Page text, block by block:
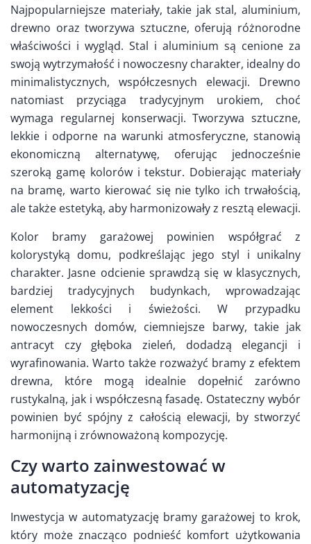
Najpopularniejsze materiały, takie jak stal, aluminium,
drewno oraz tworzywa sztuczne, oferują różnorodne
właściwości i wygląd. Stal i aluminium są cenione za
swoją wytrzymałość i nowoczesny charakter, idealny do
minimalistycznych, współczesnych elewacji. Drewno
natomiast przyciąga tradycyjnym urokiem, choć
wymaga regularnej konserwacji. Tworzywa sztuczne,
lekkie i odporne na warunki atmosferyczne, stanowią
ekonomiczną alternatywę, oferując jednocześnie
szeroką gamę kolorów i tekstur. Dobierając materiały
na bramę, warto kierować się nie tylko ich trwałością,
ale także estetyką, aby harmonizowały z resztą elewacji.
Kolor bramy garażowej powinien współgrać z
kolorystyką domu, podkreślając jego styl i unikalny
charakter. Jasne odcienie sprawdzą się w klasycznych,
bardziej tradycyjnych budynkach, wprowadzając
element lekkości i świeżości. W przypadku
nowoczesnych domów, ciemniejsze barwy, takie jak
antracyt czy głęboka zieleń, dodadzą elegancji i
wyrafinowania. Warto także rozważyć bramy z efektem
drewna, które mogą idealnie dopełnić zarówno
rustykalną, jak i współczesną fasadę. Ostateczny wybór
powinien być spójny z całością elewacji, by stworzyć
harmonijną i zrównoważoną kompozycję.
Czy warto zainwestować w
automatyzację
Inwestycja w automatyzację bramy garażowej to krok,
który może znacząco podnieść komfort użytkowania